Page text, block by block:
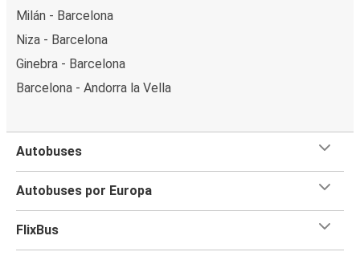
Milán - Barcelona
Niza - Barcelona
Ginebra - Barcelona
Barcelona - Andorra la Vella
Autobuses
Autobuses por Europa
FlixBus